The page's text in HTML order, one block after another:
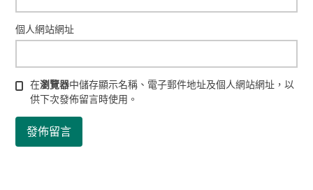
個人網站網址
在瀏覽器中儲存顯示名稱、電子郵件地址及個人網站網址，以
供下次發佈留言時使用。